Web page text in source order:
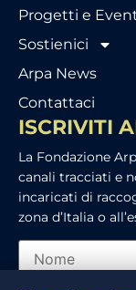
Progetti e
Sostienici
Arpa News
Contattaci
ISCRIVITI
La Fondazione
canali tracciati e
incaricati di
zona d’Italia o